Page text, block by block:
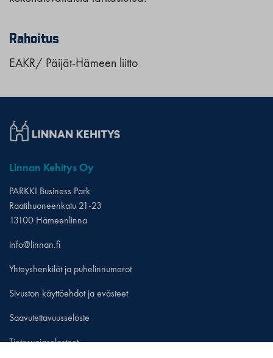
Rahoitus
EAKR/ Päijät-Hämeen liitto
Linnan Kehitys Oy
PARKKI Business Park
Raatihuoneenkatu 21-23
13100 Hämeenlinna
info@linnan.fi
Yhteyshenkilöt ja puhelinnumerot
Sivuston käyttöehdot ja evästeet
Saavutettavuusseloste
Tietosuojaselosteet